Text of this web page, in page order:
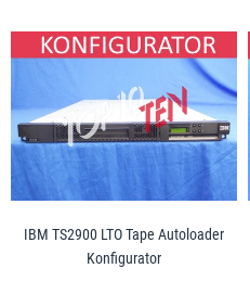
IBM TS2900 LTO Tape Autoloader
Konfigurator